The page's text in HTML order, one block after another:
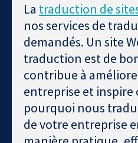
La traduction de
nos services de
demandés. Un site
traduction est de
contribue à
entreprise et inspire
pourquoi nous
de votre entreprise